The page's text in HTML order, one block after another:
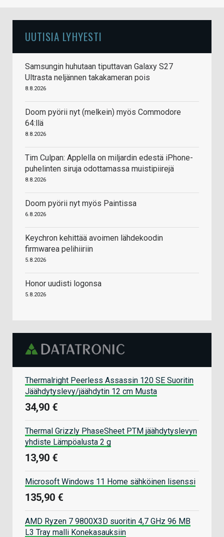
UUTISIA LYHYESTI
Samsungin huhutaan tiputtavan Galaxy S27
Ultrasta neljännen takakameran pois
8.8.2026
Doom pyörii nyt (melkein) myös Commodore
64:llä
8.8.2026
Tim Culpan: Applella on miljardin edestä iPhone-
puhelinten siruja odottamassa muistipiirejä
8.8.2026
Doom pyörii nyt myös Paintissa
6.8.2026
Keychron kehittää avoimen lähdekoodin
firmwarea pelihiiriin
5.8.2026
Honor uudisti logonsa
5.8.2026
Thermalright Peerless Assassin 120 SE Suoritin
Jäähdytyslevy/jäähdytin 12 cm Musta
34,90 €
Thermal Grizzly PhaseSheet PTM jäähdytyslevyn
yhdiste Lämpöalusta 2 g
13,90 €
Microsoft Windows 11 Home sähköinen lisenssi
135,90 €
AMD Ryzen 7 9800X3D suoritin 4,7 GHz 96 MB
L3 Tray malli Konekasauksiin